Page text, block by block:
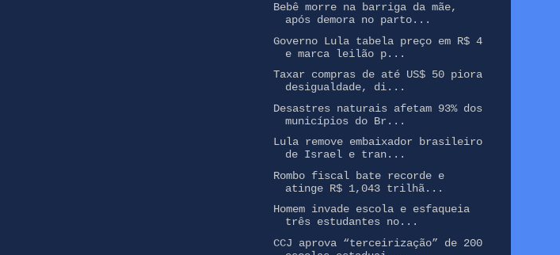
Bebê morre na barriga da mãe,
após demora no parto...
Governo Lula tabela preço em R$ 4
e marca leilão p...
Taxar compras de até US$ 50 piora
desigualdade, di...
Desastres naturais afetam 93% dos
municípios do Br...
Lula remove embaixador brasileiro
de Israel e tran...
Rombo fiscal bate recorde e
atinge R$ 1,043 trilhã...
Homem invade escola e esfaqueia
três estudantes no...
CCJ aprova “terceirização” de 200